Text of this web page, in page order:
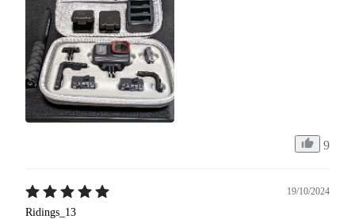
9
19/10/2024
Ridings_13